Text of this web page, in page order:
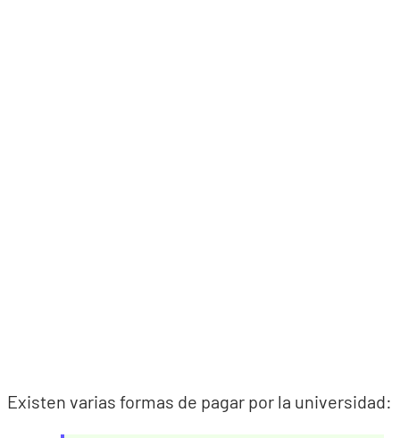
Existen varias formas de pagar por la universidad: